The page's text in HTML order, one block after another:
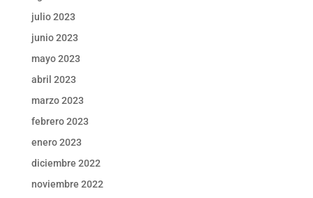
julio 2023
junio 2023
mayo 2023
abril 2023
marzo 2023
febrero 2023
enero 2023
diciembre 2022
noviembre 2022